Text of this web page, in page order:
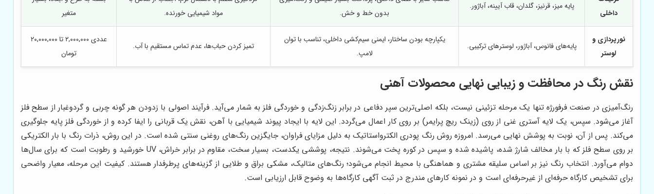
داخلی
پایه میز، قرنیز، گلدان، قاب آیینه، آباژور.
بدون خط و خش.
مواد شیمیایی خورنده.
متغیر
نورپردازی و
لوستر
پایه‌های فانوس، آباژور، لوسترهای ترکیبی.
یکپارچه بودن ساختار، ایمنی سیم‌کشی داخلی، تناسب با توان
لامپ.
تمیز کردن حباب‌ها، عدم تماس مستقیم با آب.
عددی ۲,۰۰۰,۰۰۰ تا ۲۰,۰۰۰,۰۰۰
تومان
نقش رنگ در محافظت و زیبایی نهایی محصولات آهنی
رنگ‌آمیزی در صنعت فرفورژه تنها یک مرحله تزئینی نیست، بلکه اصلی‌ترین سپر دفاعی در برابر زنگ‌زدگی و خوردگی فلز به شمار می‌آید. فرآیند اصولی با زدودن هر گونه چربی و گردوغبار از سطح فلز
آغاز می‌شود. سپس، یک لایه آستری غنی از روی (زینک ریچ پرایمر) بر روی کار اعمال می‌گردد. این لایه با ایجاد پیوند شیمیایی با آهن، نقش یک قربانی را ایفا کرده و از خوردگی فلز پایه جلوگیری
می‌کند. پس از آن، نوبت به پوشش نهایی می‌رسد. امروزه روش رنگ پودری الکترواستاتیک به دلیل مزایای فراوان، جایگزین رنگ‌های روغنی سنتی شده است. در این روش، ذرات رنگ با بار الکتریکی
بر روی سطح فلز که با بار مخالف شارژ شده، پاشیده شده و سپس در کوره پخت می‌شوند. نتیجه، پوششی یکدست، بسیار سخت، مقاوم در برابر خراش، UV خورشید و رطوبت است که برای سال‌ها
دوام می‌آورد. انتخاب رنگ نیز بر اساس سلیقه مشتری و هماهنگی با محیط انجام می‌شود؛ رنگ‌های متالیک، مشکی براق و طلایی از گزینه‌های پرطرفدار هستند. کیفیت این مرحله، معیار واضحی
برای تشخیص کارگاه حرفه‌ای از غیرحرفه‌ای است و در نمونه کارهای مندرج در ثبت آگهی کارگاه‌ها به وضوح قابل ارزیابی است.